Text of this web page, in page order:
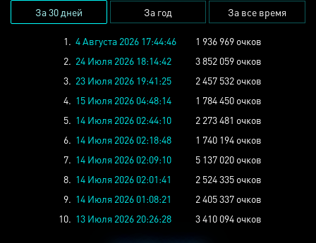
За 30 дней За год За все время
1. 4 Августа 2026 17:44:46
1 936 969 очков
2. 24 Июля 2026 18:14:42
3 852 059 очков
3. 23 Июля 2026 19:41:25
2 457 532 очков
4. 15 Июля 2026 04:48:14
1 784 450 очков
5. 14 Июля 2026 02:44:10
2 273 481 очков
6. 14 Июля 2026 02:18:48
1 740 194 очков
7. 14 Июля 2026 02:09:10
5 137 020 очков
8. 14 Июля 2026 02:01:41
2 524 335 очков
9. 14 Июля 2026 01:08:21
2 405 337 очков
10. 13 Июля 2026 20:26:28 3 410 094 очков